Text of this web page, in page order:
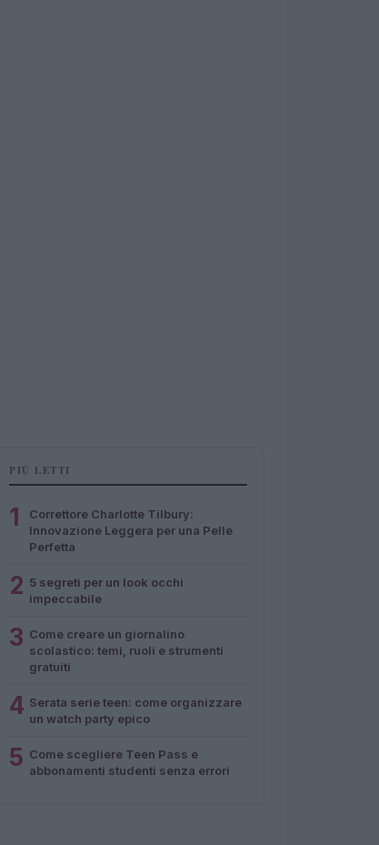
PIÙ LETTI
1
Correttore Charlotte Tilbury:
Innovazione Leggera per una Pelle
Perfetta
2 5 segreti per un look occhi
impeccabile
3 Come creare un giornalino
scolastico: temi, ruoli e strumenti
gratuiti
4 Serata serie teen: come organizzare
un watch party epico
5 Come scegliere Teen Pass e
abbonamenti studenti senza errori